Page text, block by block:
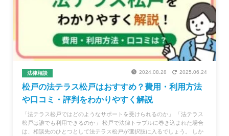
法律相談 2024.08.28 2025.06.24
松戸の法テラス松戸はおすすめ？費用・利用方法
や口コミ・評判をわかりやすく解説
「法テラス松戸ではどのようなサポートを受けられるのか」 「法テラス
松戸は誰でも利用できるのか」 松戸で法律トラブルに巻き込まれた場合
は、相談先のひとつとして法テラス松戸が選択肢に入るでしょう。 しか